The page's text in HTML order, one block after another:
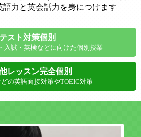
語力と英会話力を身につけます
テスト対策個別
入試・英検などに向けた個別授業
レッスン完全個別
の英語面接対策やTOEIC対策